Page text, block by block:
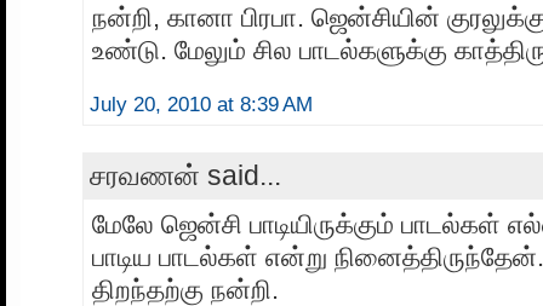
நன்றி, கானா பிரபா. ஜென்சியின்
உண்டு. மேலும் சில பாடல்களுக்கு
July 20, 2010 at 8:39 AM
சரவணன் said...
மேலே ஜென்சி பாடியிருக்கும் பாடல்கள்
பாடிய பாடல்கள் என்று
திறந்தற்கு நன்றி.